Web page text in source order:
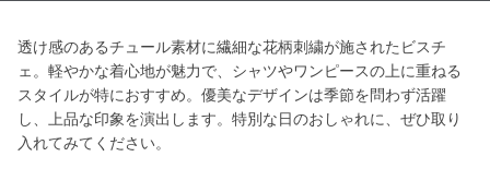
透け感のあるチュール素材に繊細な花柄刺繍が施されたビスチ
ェ。軽やかな着心地が魅力で、シャツやワンピースの上に重ねる
スタイルが特におすすめ。優美なデザインは季節を問わず活躍
し、上品な印象を演出します。特別な日のおしゃれに、ぜひ取り
入れてみてください。